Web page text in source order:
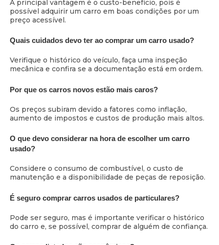
A principal vantagem é o custo-benefício, pois é
possível adquirir um carro em boas condições por um
preço acessível.
Quais cuidados devo ter ao comprar um carro usado?
Verifique o histórico do veículo, faça uma inspeção
mecânica e confira se a documentação está em ordem.
Por que os carros novos estão mais caros?
Os preços subiram devido a fatores como inflação,
aumento de impostos e custos de produção mais altos.
O que devo considerar na hora de escolher um carro
usado?
Considere o consumo de combustível, o custo de
manutenção e a disponibilidade de peças de reposição.
É seguro comprar carros usados de particulares?
Pode ser seguro, mas é importante verificar o histórico
do carro e, se possível, comprar de alguém de confiança.